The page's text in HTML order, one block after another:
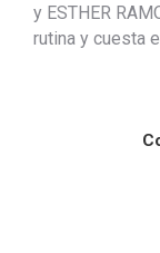
y ESTHER
rutina y cuesta